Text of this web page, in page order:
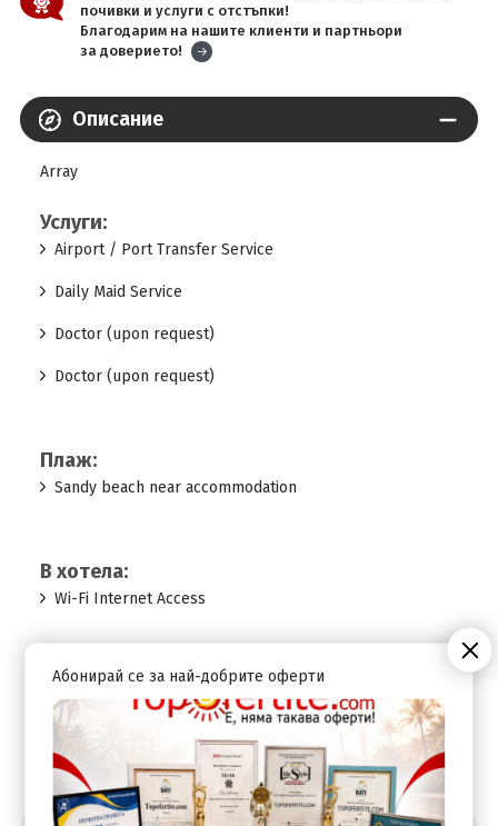
почивки и услуги с отстъпки!
Благодарим на нашите клиенти и партньори
за доверието!
Описание
Array
Услуги:
Airport / Port Transfer Service
Daily Maid Service
Doctor (upon request)
Doctor (upon request)
Плаж:
Sandy beach near accommodation
В хотела:
Wi-Fi Internet Access
Абонирай се за най-добрите оферти